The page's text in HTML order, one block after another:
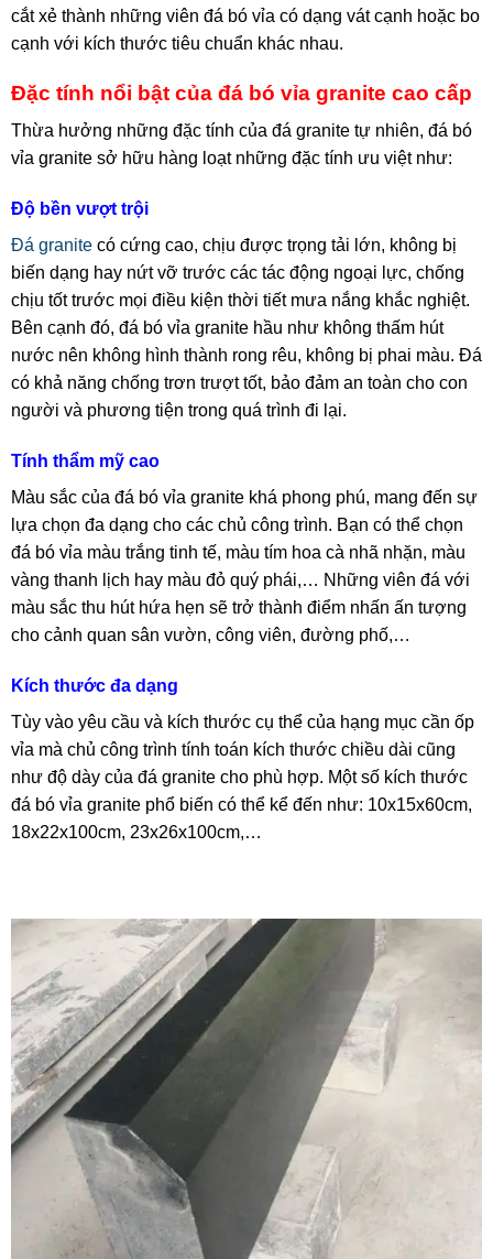
cắt xẻ thành những viên đá bó vỉa có dạng vát cạnh hoặc bo
cạnh với kích thước tiêu chuẩn khác nhau.
Đặc tính nổi bật của đá bó vỉa granite cao cấp
Thừa hưởng những đặc tính của đá granite tự nhiên, đá bó
vỉa granite sở hữu hàng loạt những đặc tính ưu việt như:
Độ bền vượt trội
Đá granite có cứng cao, chịu được trọng tải lớn, không bị
biến dạng hay nứt vỡ trước các tác động ngoại lực, chống
chịu tốt trước mọi điều kiện thời tiết mưa nắng khắc nghiệt.
Bên cạnh đó, đá bó vỉa granite hầu như không thấm hút
nước nên không hình thành rong rêu, không bị phai màu. Đá
có khả năng chống trơn trượt tốt, bảo đảm an toàn cho con
người và phương tiện trong quá trình đi lại.
Tính thẩm mỹ cao
Màu sắc của đá bó vỉa granite khá phong phú, mang đến sự
lựa chọn đa dạng cho các chủ công trình. Bạn có thể chọn
đá bó vỉa màu trắng tinh tế, màu tím hoa cà nhã nhặn, màu
vàng thanh lịch hay màu đỏ quý phái,… Những viên đá với
màu sắc thu hút hứa hẹn sẽ trở thành điểm nhấn ấn tượng
cho cảnh quan sân vườn, công viên, đường phố,…
Kích thước đa dạng
Tùy vào yêu cầu và kích thước cụ thể của hạng mục cần ốp
vỉa mà chủ công trình tính toán kích thước chiều dài cũng
như độ dày của đá granite cho phù hợp. Một số kích thước
đá bó vỉa granite phổ biến có thể kể đến như: 10x15x60cm,
18x22x100cm, 23x26x100cm,…